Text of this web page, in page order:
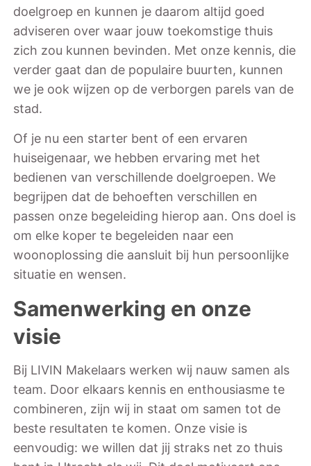
doelgroep en kunnen je daarom altijd goed
adviseren over waar jouw toekomstige thuis
zich zou kunnen bevinden. Met onze kennis, die
verder gaat dan de populaire buurten, kunnen
we je ook wijzen op de verborgen parels van de
stad.
Of je nu een starter bent of een ervaren
huiseigenaar, we hebben ervaring met het
bedienen van verschillende doelgroepen. We
begrijpen dat de behoeften verschillen en
passen onze begeleiding hierop aan. Ons doel is
om elke koper te begeleiden naar een
woonoplossing die aansluit bij hun persoonlijke
situatie en wensen.
Samenwerking en onze
visie
Bij LIVIN Makelaars werken wij nauw samen als
team. Door elkaars kennis en enthousiasme te
combineren, zijn wij in staat om samen tot de
beste resultaten te komen. Onze visie is
eenvoudig: we willen dat jij straks net zo thuis